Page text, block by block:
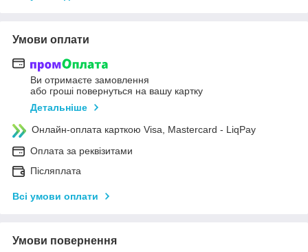
Умови оплати
Ви отримаєте замовлення
або гроші повернуться на вашу картку
Детальніше
Онлайн-оплата карткою Visa, Mastercard - LiqPay
Оплата за реквізитами
Післяплата
Всі умови оплати
Умови повернення